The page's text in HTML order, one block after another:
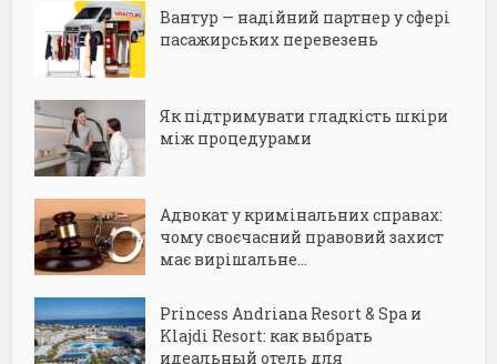
Вантур — надійний партнер у сфері
пасажирських перевезень
Як підтримувати гладкість шкіри
між процедурами
Адвокат у кримінальних справах:
чому своєчасний правовий захист
має вирішальне...
Princess Andriana Resort & Spa и
Klajdi Resort: как выбрать
идеальный отель для